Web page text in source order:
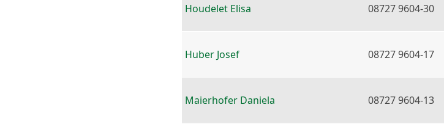
Houdelet Elisa 08727 9604-30
Huber Josef 08727 9604-17
Maierhofer Daniela 08727 9604-13